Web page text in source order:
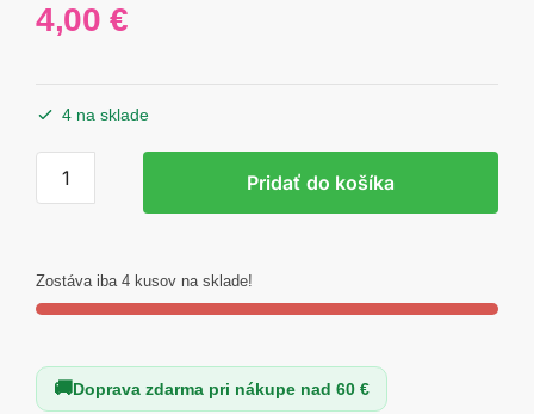
4,00 €
4 na sklade
Pridať do košíka
Zostáva iba 4 kusov na sklade!
Doprava zdarma pri nákupe nad 60 €